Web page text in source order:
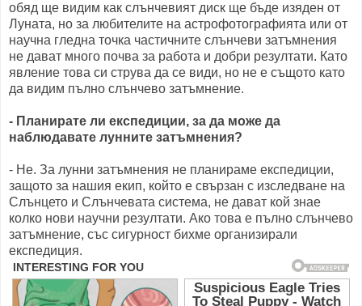
обяд ще видим как слънчевият диск ще бъде изяден от
Луната, но за любителите на астрофотографията или от
научна гледна точка частичните слънчеви затъмнения
не дават много почва за работа и добри резултати. Като
явление това си струва да се види, но не е същото като
да видим пълно слънчево затъмнение.
- Планирате ли експедиции, за да може да
наблюдавате лунните затъмнения?
- Не. За лунни затъмнения не планираме експедиции,
защото за нашия екип, който е свързан с изследване на
Слънцето и Слънчевата система, не дават кой знае
колко нови научни резултати. Ако това е пълно слънчево
затъмнение, със сигурност бихме организирали
експедиция.